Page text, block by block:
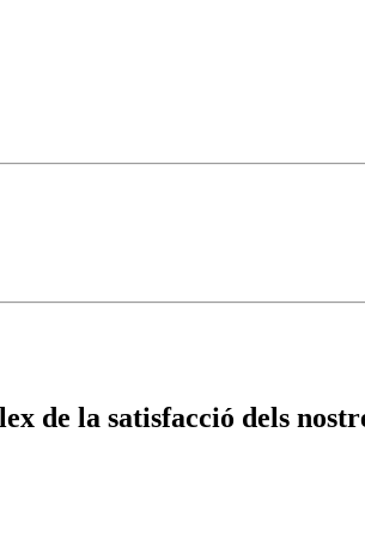
de la satisfacció dels